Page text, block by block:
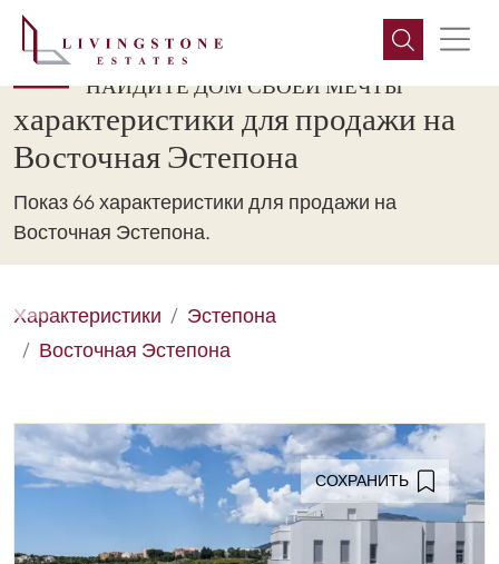
НАЙДИТЕ ДОМ СВОЕЙ МЕЧТЫ
характеристики для продажи на
Восточная Эстепона
Показ 66 характеристики для продажи на
Восточная Эстепона.
Характеристики
Эстепона
Восточная Эстепона
СОХРАНИТЬ